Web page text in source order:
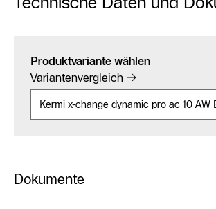
Produktvariante wählen
Variantenvergleich
Dokumente